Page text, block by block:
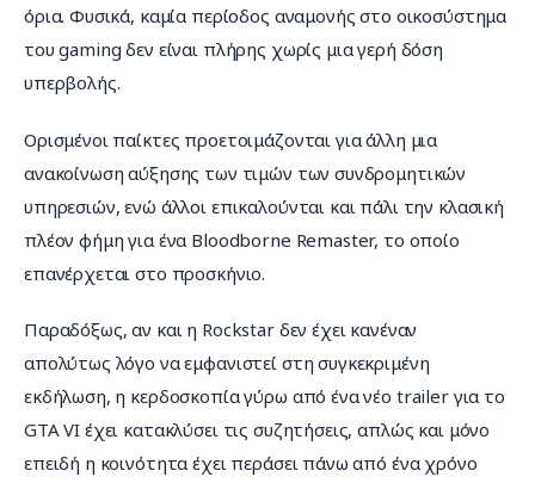
όρια. Φυσικά, καμία περίοδος αναμονής στο οικοσύστημα
του gaming δεν είναι πλήρης χωρίς μια γερή δόση
υπερβολής.
Ορισμένοι παίκτες προετοιμάζονται για άλλη μια
ανακοίνωση αύξησης των τιμών των συνδρομητικών
υπηρεσιών, ενώ άλλοι επικαλούνται και πάλι την κλασική
πλέον φήμη για ένα Bloodborne Remaster, το οποίο
επανέρχεται στο προσκήνιο.
Παραδόξως, αν και η Rockstar δεν έχει κανέναν
απολύτως λόγο να εμφανιστεί στη συγκεκριμένη
εκδήλωση, η κερδοσκοπία γύρω από ένα νέο trailer για το
GTA VI έχει κατακλύσει τις συζητήσεις, απλώς και μόνο
επειδή η κοινότητα έχει περάσει πάνω από ένα χρόνο